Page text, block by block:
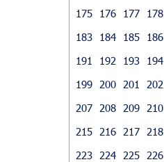
175
176 177 178
183
184 185 186
191
192 193 194
199
200 201 202
207
208 209 210
215
216 217 218
223
224 225 226